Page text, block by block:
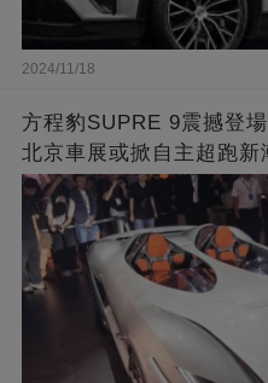
2024/11/18
方程豹SUPRE 9震撼登
北京車展或掀自主超跑新